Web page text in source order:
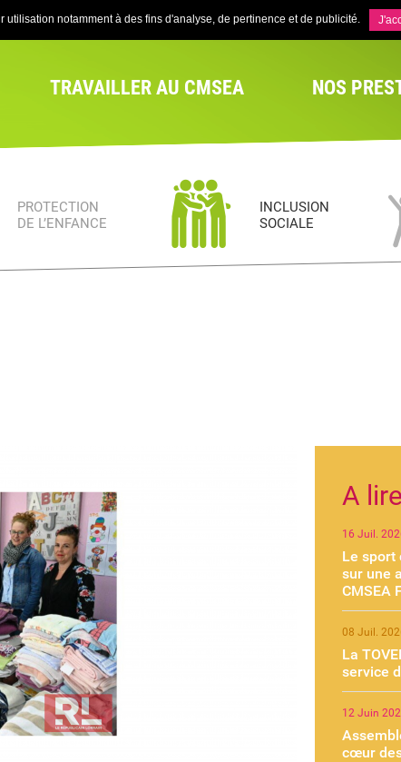
TRAVAILLER AU CMSEA NOS
PROTECTION
DE L’ENFANCE
INCLUSION
SOCIALE
A
16 Juil.
Le sport
sur une
CMSEA
08 Juil.
La
service
12 Juin
cœur
notamment à des fins d'analyse, de pertinence et de publicité.